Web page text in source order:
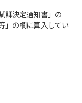
課決定通知書」の
」の欄に算入してい